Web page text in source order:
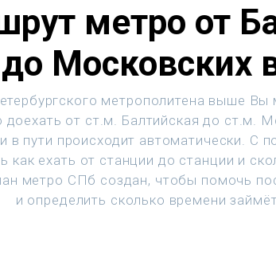
метро от
до Московских
метрополитена выше Вы
доехать от ст.м. Балтийская до ст.м.
в пути происходит автоматически. С
как ехать от станции до станции и
метро СПб создан, чтобы помочь
и определить сколько времени